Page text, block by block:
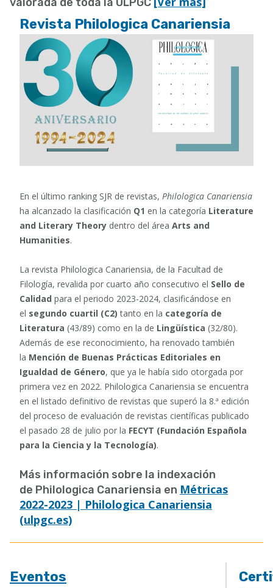
Revista Philologica Canariensia
En el último ranking SJR de revistas, Philologica Canariensia
ha alcanzado la clasificación Q1 en la categoría Literature
and Literary Theory dentro del área Arts and
Humanities.
La revista Philologica Canariensia, de la Facultad de
Filología, revalida por cuarto año consecutivo el Sello de
Calidad para el periodo 2023-2024, clasificándose en
el segundo cuartil (C2) tanto en la categoría de
Literatura (43/89) como en la de Lingüística (32/80).
Además de ese reconocimiento, ha renovado también
la Mención de Buenas Prácticas Editoriales en
Igualdad de Género, que ya le había sido otorgada por
primera vez en 2022. Philologica Canariensia se encuentra
en el listado definitivo de revistas que superó la 8.ª edición
del proceso de evaluación de revistas científicas publicado
el pasado 28 de julio por la FECYT (Fundación Española
para la Ciencia y la Tecnología).
Más información sobre la indexación
de Philologica Canariensia en Métricas
2022-2023 | Philologica Canariensia
(ulpgc.es)
Eventos